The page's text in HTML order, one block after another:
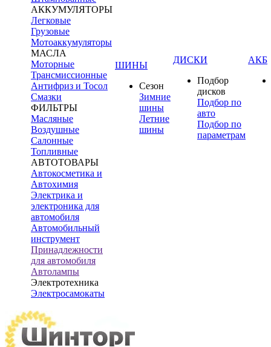
АККУМУЛЯТОРЫ
Легковые
Грузовые
Мотоаккумуляторы
МАСЛА
Моторные
Трансмиссионные
Антифриз и Тосол
Смазки
ФИЛЬТРЫ
Масляные
Воздушные
Салонные
Топливные
АВТОТОВАРЫ
Автокосметика и
Автохимия
Электрика и
электроника для
автомобиля
Автомобильный
инструмент
Принадлежности
для автомобиля
Автолампы
Электротехника
Электросамокаты
ШИНЫ
Сезон
Зимние
шины
Летние
шины
ДИСКИ
Подбор
дисков
Подбор по
авто
Подбор по
параметрам
АКБ